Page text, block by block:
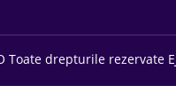
Toate drepturile rezervate